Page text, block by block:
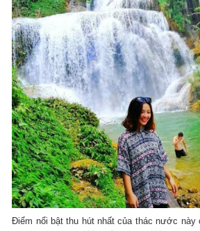
Điểm nổi bật thu hút nhất của thác nước này